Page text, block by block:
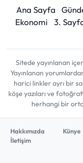
Ana Sayfa
Ekonomi
3.
Sitede yayınlanan
Yayınlanan
harici linkler ayrı bir
köşe yazıları ve
herhangi bir
Hakkımızda
Künye
İletişim